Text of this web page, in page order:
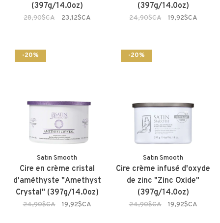
(397g/14.0oz)
28,90$CA 23,12$CA
(397g/14.0oz)
24,90$CA 19,92$CA
-20%
Satin Smooth
Cire en crème cristal
d'améthyste "Amethyst
Crystal" (397g/14.0oz)
24,90$CA 19,92$CA
-20%
Satin Smooth
Cire crème infusé d'oxyde
de zinc "Zinc Oxide"
(397g/14.0oz)
24,90$CA 19,92$CA